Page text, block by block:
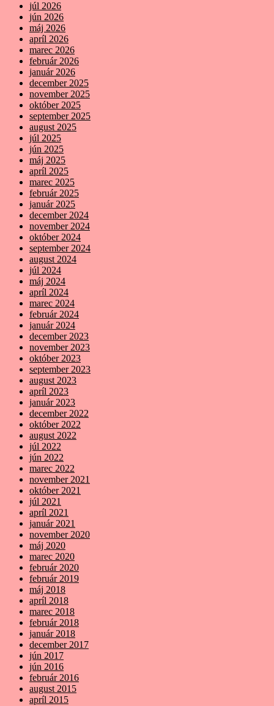
júl 2026
jún 2026
máj 2026
apríl 2026
marec 2026
február 2026
január 2026
december 2025
november 2025
október 2025
september 2025
august 2025
júl 2025
jún 2025
máj 2025
apríl 2025
marec 2025
február 2025
január 2025
december 2024
november 2024
október 2024
september 2024
august 2024
júl 2024
máj 2024
apríl 2024
marec 2024
február 2024
január 2024
december 2023
november 2023
október 2023
september 2023
august 2023
apríl 2023
január 2023
december 2022
október 2022
august 2022
júl 2022
jún 2022
marec 2022
november 2021
október 2021
júl 2021
apríl 2021
január 2021
november 2020
máj 2020
marec 2020
február 2020
február 2019
máj 2018
apríl 2018
marec 2018
február 2018
január 2018
december 2017
jún 2017
jún 2016
február 2016
august 2015
apríl 2015